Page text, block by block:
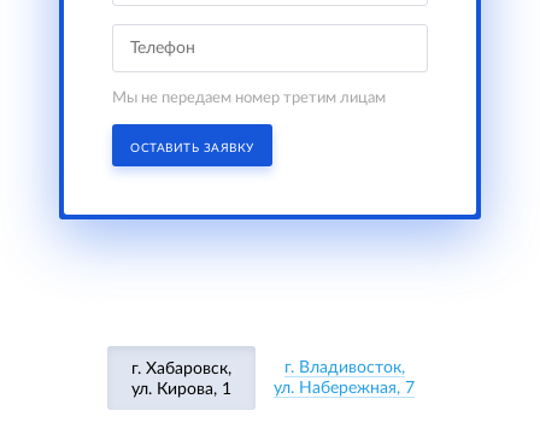
Мы не передаем номер третим лицам
ОСТАВИТЬ ЗАЯВКУ
г. Хабаровск,
ул. Кирова, 1
г. Владивосток,
ул. Набережная, 7